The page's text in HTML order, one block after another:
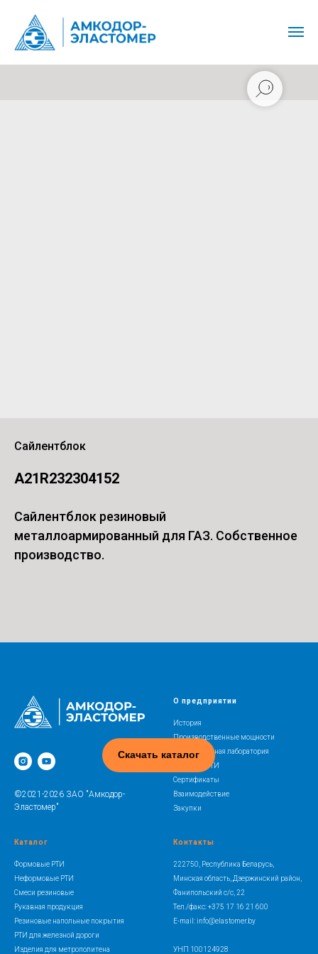
Сайлентблок
A21R232304152
Сайлентблок резиновый
металлоармированный для ГАЗ. Собственное
производство.
Скачать каталог
©2021-2026 ЗАО "Амкодор-
Эластомер"
О предприятии
История
Производственные мощности
Испытательная лаборатория
Освоение РТИ
Сертификаты
Взаимодействие
Закупки
Каталог
Формовые РТИ
Неформовые РТИ
Смеси резиновые
Рукавная продукция
Резиновые напольные покрытия
РТИ для железной дороги
Изделия для метрополитена
Контакты
222750, Республика Беларусь,
Минская область, Дзержинский район,
Фанипольский с/с, 22
Тел./факс: +375 17 16 21 600
E-mail: info@elastomer.by
УНП 100124928